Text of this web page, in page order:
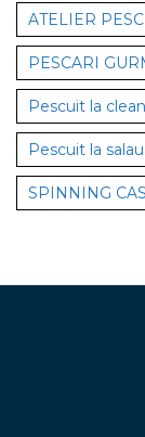
ATELIER
PESCARI
Pescuit la clean
Pescuit la salau
SPINNING